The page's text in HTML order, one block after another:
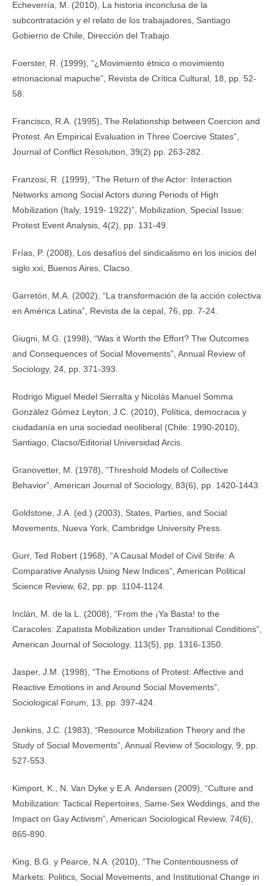
Echeverría, M. (2010), La historia inconclusa de la
subcontratación y el relato de los trabajadores, Santiago
Gobierno de Chile, Dirección del Trabajo.
Foerster, R. (1999), “¿Movimiento étnico o movimiento
etnonacional mapuche”, Revista de Crítica Cultural, 18, pp. 52-
58.
Francisco, R.A. (1995), The Relationship between Coercion and
Protest. An Empirical Evaluation in Three Coercive States”,
Journal of Conflict Resolution, 39(2) pp. 263-282.
Franzosi, R. (1999), “The Return of the Actor: Interaction
Networks among Social Actors during Periods of High
Mobilization (Italy, 1919- 1922)”, Mobilization, Special Issue:
Protest Event Analysis, 4(2), pp. 131-49.
Frías, P. (2008), Los desafíos del sindicalismo en los inicios del
siglo xxi, Buenos Aires, Clacso.
Garretón, M.A. (2002), “La transformación de la acción colectiva
en América Latina”, Revista de la cepal, 76, pp. 7-24.
Giugni, M.G. (1998), “Was it Worth the Effort? The Outcomes
and Consequences of Social Movements”, Annual Review of
Sociology, 24, pp. 371-393.
Rodrigo Miguel Medel Sierralta y Nicolás Manuel Somma
González Gómez Leyton, J.C. (2010), Política, democracia y
ciudadanía en una sociedad neoliberal (Chile: 1990-2010),
Santiago, Clacso/Editorial Universidad Arcis.
Granovetter, M. (1978), “Threshold Models of Collective
Behavior”, American Journal of Sociology, 83(6), pp. 1420-1443.
Goldstone, J.A. (ed.) (2003), States, Parties, and Social
Movements, Nueva York, Cambridge University Press.
Gurr, Ted Robert (1968), “A Causal Model of Civil Strife: A
Comparative Analysis Using New Indices”, American Political
Science Review, 62, pp. pp. 1104-1124.
Inclán, M. de la L. (2008), “From the ¡Ya Basta! to the
Caracoles: Zapatista Mobilization under Transitional Conditions”,
American Journal of Sociology, 113(5), pp. 1316-1350.
Jasper, J.M. (1998), “The Emotions of Protest: Affective and
Reactive Emotions in and Around Social Movements”,
Sociological Forum, 13, pp. 397-424.
Jenkins, J.C. (1983), “Resource Mobilization Theory and the
Study of Social Movements”, Annual Review of Sociology, 9, pp.
527-553.
Kimport, K., N. Van Dyke y E.A. Andersen (2009), “Culture and
Mobilization: Tactical Repertoires, Same-Sex Weddings, and the
Impact on Gay Activism”, American Sociological Review, 74(6),
865-890.
King, B.G. y Pearce, N.A. (2010), “The Contentiousness of
Markets: Politics, Social Movements, and Institutional Change in